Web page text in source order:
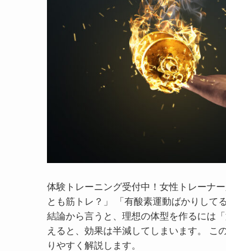
体験トレーニング受付中！女性トレーナ
とも筋トレ？」 「有酸素運動ばかりして
結論から言うと、理想の体型を作るには
えると、効果は半減してしまいます。 こ
りやすく解説します。